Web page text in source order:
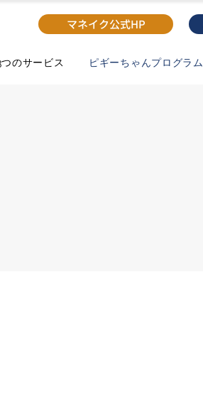
マネイク公式HP
つのサービス ピギーちゃんプログラム